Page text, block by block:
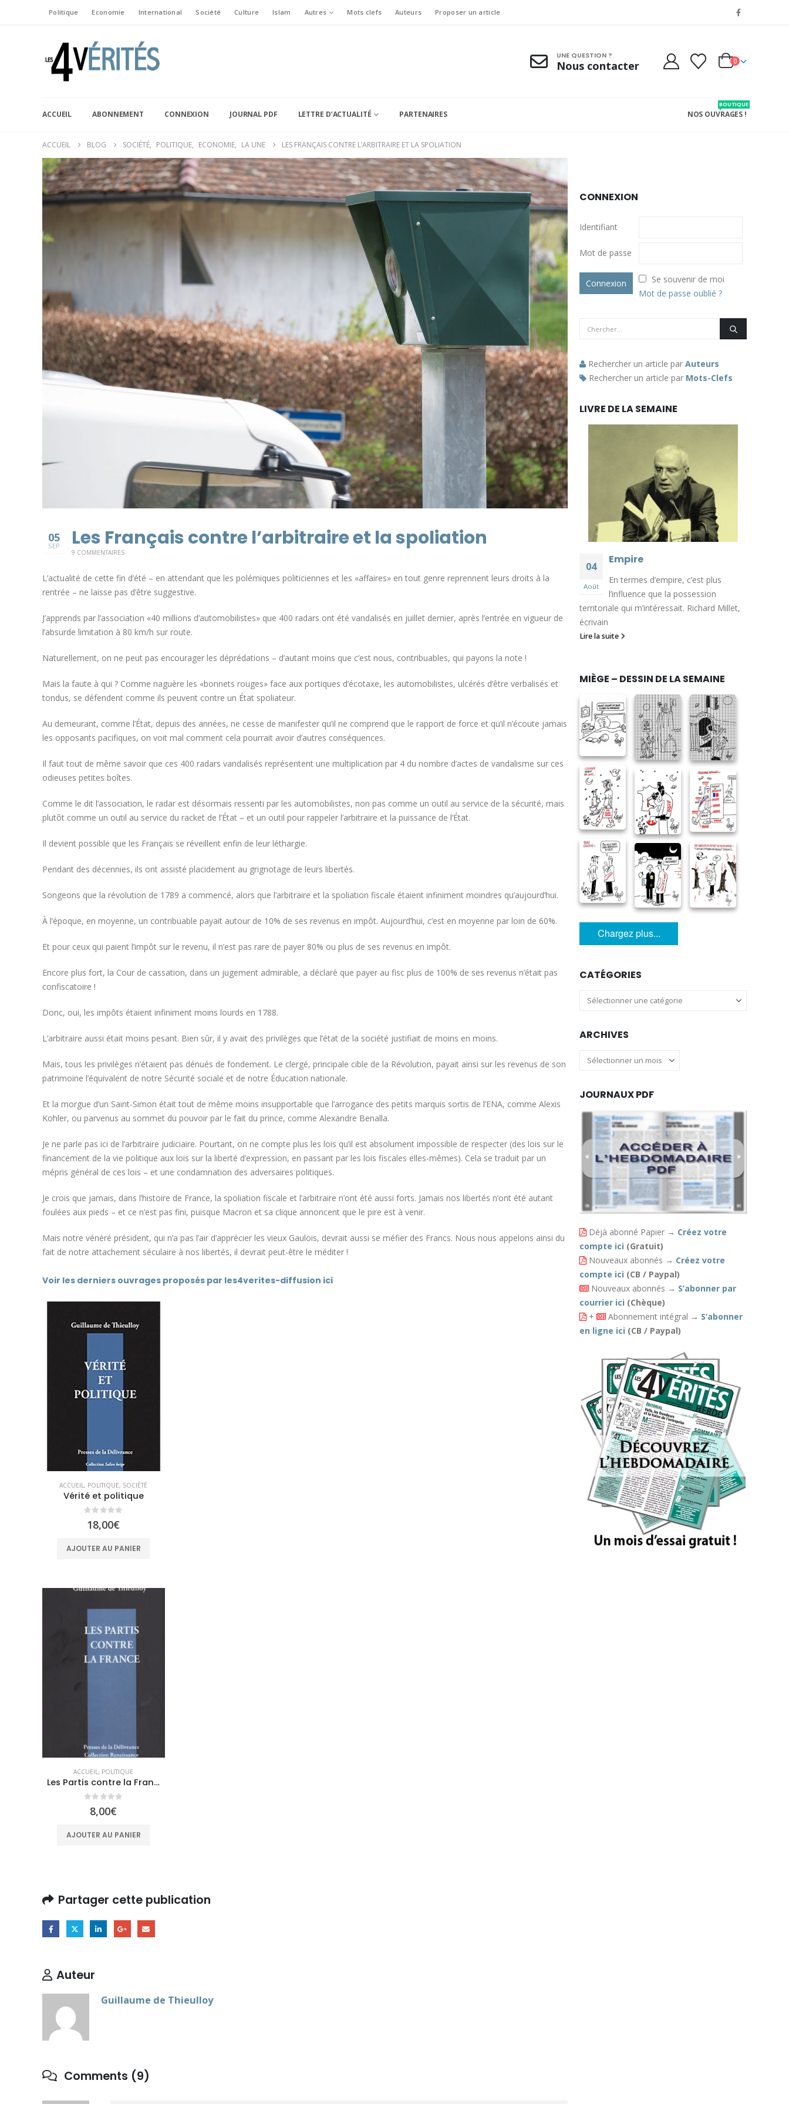
Politique Economie International Société Culture Islam Autres Mots clefs Auteurs Proposer un article
UNE QUESTION ?
Nous contacter 0
ACCUEIL ABONNEMENT CONNEXION JOURNAL PDF LETTRE D’ACTUALITÉ PARTENAIRES NOS OUVRAGES !
BOUTIQUE
ACCUEIL BLOG SOCIÉTÉ, POLITIQUE, ECONOMIE, LA UNE LES FRANÇAIS CONTRE L’ARBITRAIRE ET LA SPOLIATION
05
SEP Les Français contre l’arbitraire et la spoliation
9 COMMENTAIRES
L’actualité de cette fin d’été – en attendant que les polémiques politiciennes et les «affaires» en tout genre reprennent leurs droits à la
rentrée – ne laisse pas d’être suggestive.
J’apprends par l’association «40 millions d’automobilistes» que 400 radars ont été vandalisés en juillet dernier, après l’entrée en vigueur de
l’absurde limitation à 80 km/h sur route.
Naturellement, on ne peut pas encourager les déprédations – d’autant moins que c’est nous, contribuables, qui payons la note !
Mais la faute à qui ? Comme naguère les «bonnets rouges» face aux portiques d’écotaxe, les automobilistes, ulcérés d’être verbalisés et
tondus, se défendent comme ils peuvent contre un État spoliateur.
Au demeurant, comme l’État, depuis des années, ne cesse de manifester qu’il ne comprend que le rapport de force et qu’il n’écoute jamais
les opposants pacifiques, on voit mal comment cela pourrait avoir d’autres conséquences.
Il faut tout de même savoir que ces 400 radars vandalisés représentent une multiplication par 4 du nombre d’actes de vandalisme sur ces
odieuses petites boîtes.
Comme le dit l’association, le radar est désormais ressenti par les automobilistes, non pas comme un outil au service de la sécurité, mais
plutôt comme un outil au service du racket de l’État – et un outil pour rappeler l’arbitraire et la puissance de l’État.
Il devient possible que les Français se réveillent enfin de leur léthargie.
Pendant des décennies, ils ont assisté placidement au grignotage de leurs libertés.
Songeons que la révolution de 1789 a commencé, alors que l’arbitraire et la spoliation fiscale étaient infiniment moindres qu’aujourd’hui.
À l’époque, en moyenne, un contribuable payait autour de 10% de ses revenus en impôt. Aujourd’hui, c’est en moyenne par loin de 60%.
Et pour ceux qui paient l’impôt sur le revenu, il n’est pas rare de payer 80% ou plus de ses revenus en impôt.
Encore plus fort, la Cour de cassation, dans un jugement admirable, a déclaré que payer au fisc plus de 100% de ses revenus n’était pas
confiscatoire !
Donc, oui, les impôts étaient infiniment moins lourds en 1788.
L’arbitraire aussi était moins pesant. Bien sûr, il y avait des privilèges que l’état de la société justifiait de moins en moins.
Mais, tous les privilèges n’étaient pas dénués de fondement. Le clergé, principale cible de la Révolution, payait ainsi sur les revenus de son
patrimoine l’équivalent de notre Sécurité sociale et de notre Éducation nationale.
Et la morgue d’un Saint-Simon était tout de même moins insupportable que l’arrogance des petits marquis sortis de l’ENA, comme Alexis
Kohler, ou parvenus au sommet du pouvoir par le fait du prince, comme Alexandre Benalla.
Je ne parle pas ici de l’arbitraire judiciaire. Pourtant, on ne compte plus les lois qu’il est absolument impossible de respecter (des lois sur le
financement de la vie politique aux lois sur la liberté d’expression, en passant par les lois fiscales elles-mêmes). Cela se traduit par un
mépris général de ces lois – et une condamnation des adversaires politiques.
Je crois que jamais, dans l’histoire de France, la spoliation fiscale et l’arbitraire n’ont été aussi forts. Jamais nos libertés n’ont été autant
foulées aux pieds – et ce n’est pas fini, puisque Macron et sa clique annoncent que le pire est à venir.
Mais notre vénéré président, qui n’a pas l’air d’apprécier les vieux Gaulois, devrait aussi se méfier des Francs. Nous nous appelons ainsi du
fait de notre attachement séculaire à nos libertés, il devrait peut-être le méditer !
Voir les derniers ouvrages proposés par les4verites-diffusion ici
ACCUEIL, POLITIQUE, SOCIÉTÉ
Vérité et politique
18,00€
AJOUTER AU PANIER
ACCUEIL, POLITIQUE
Les Partis contre la France
8,00€
AJOUTER AU PANIER
Partager cette publication
Auteur
Guillaume de Thieulloy
Comments (9)
CONNEXION
Identifiant
Mot de passe
Se souvenir de moi
Mot de passe oublié ?
Rechercher un article par Auteurs
Rechercher un article par Mots-Clefs
LIVRE DE LA SEMAINE
04
Août
Empire
En termes d’empire, c’est plus
l’influence que la possession
territoriale qui m’intéressait. Richard Millet,
écrivain
Lire la suite
MIÈGE – DESSIN DE LA SEMAINE
Chargez plus...
CATÉGORIES
Catégories
ARCHIVES
Archives
JOURNAUX PDF
Déjà abonné Papier → Créez votre
compte ici (Gratuit)
Nouveaux abonnés → Créez votre
compte ici (CB / Paypal)
Nouveaux abonnés → S’abonner par
courrier ici (Chèque)
+
Abonnement intégral → S’abonner
en ligne ici (CB / Paypal)